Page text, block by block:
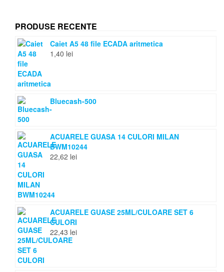
PRODUSE RECENTE
Caiet A5 48 file ECADA aritmetica
1,40 lei
Bluecash-500
ACUARELE GUASA 14 CULORI MILAN
BWM10244
22,62 lei
ACUARELE GUASE 25ML/CULOARE SET 6
CULORI
22,43 lei